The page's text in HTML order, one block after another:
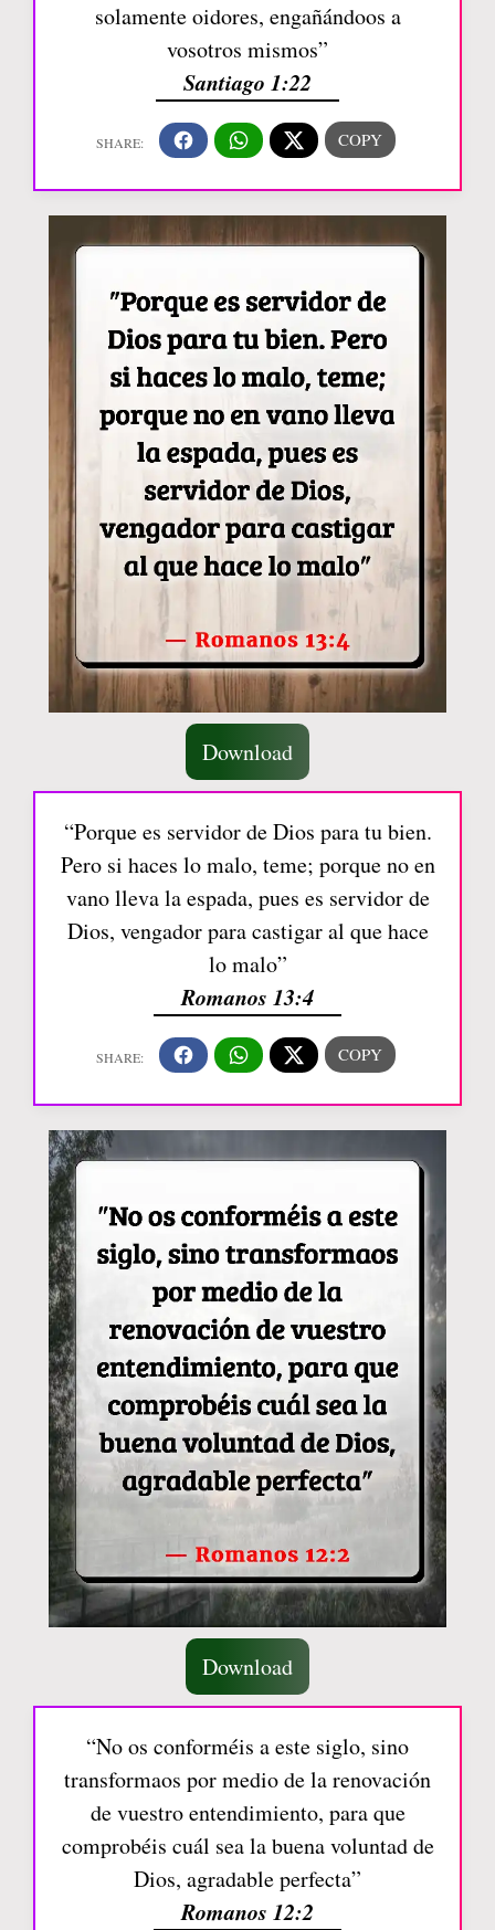
solamente oidores, engañándoos a
vosotros mismos”
Santiago 1:22
Download
“Porque es servidor de Dios para tu bien.
Pero si haces lo malo, teme; porque no en
vano lleva la espada, pues es servidor de
Dios, vengador para castigar al que hace
lo malo”
Romanos 13:4
Download
“No os conforméis a este siglo, sino
transformaos por medio de la renovación
de vuestro entendimiento, para que
comprobéis cuál sea la buena voluntad de
Dios, agradable perfecta”
Romanos 12:2